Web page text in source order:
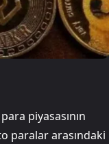
piyasasının
paralar arasındaki